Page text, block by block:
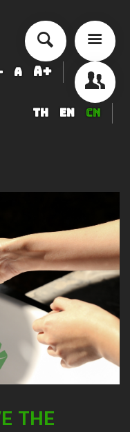
A A+
TH EN CN
精品度假酒店
食品与饮品
纪念品店
服務項目
物園的動物信息
采购
职位招聘新闻
聯絡我們
THE